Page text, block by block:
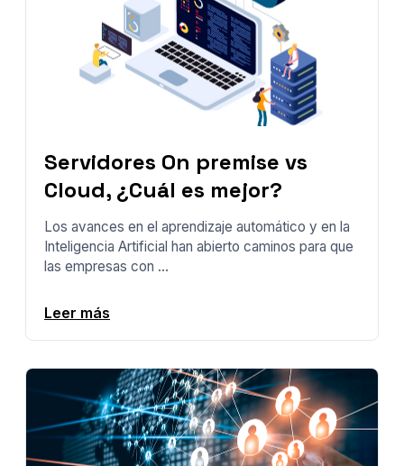
Servidores On premise vs
Cloud, ¿Cuál es mejor?
Los avances en el aprendizaje automático y en la
Inteligencia Artificial han abierto caminos para que
las empresas con ...
Leer más